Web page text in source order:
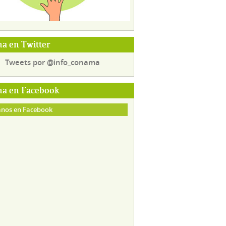
en Twitter
Tweets por @info_conama
en Facebook
en Facebook